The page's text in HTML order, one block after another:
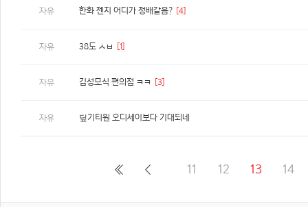
자유 한화 젠지 어디가 정배같음? [4]
자유 38도 ㅅㅂ [1]
자유 김성모식 편의점 ㅋㅋ [3]
자유 딮기티원 오디세이보다 기대되네
11 12 13 14